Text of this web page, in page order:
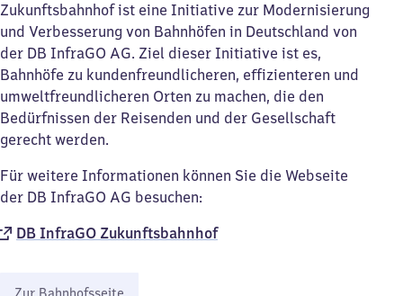
Zukunftsbahnhof ist eine Initiative zur Modernisierung
und Verbesserung von Bahnhöfen in Deutschland von
der DB InfraGO AG. Ziel dieser Initiative ist es,
Bahnhöfe zu kundenfreundlicheren, effizienteren und
umweltfreundlicheren Orten zu machen, die den
Bedürfnissen der Reisenden und der Gesellschaft
gerecht werden.
Für weitere Informationen können Sie die Webseite
der DB InfraGO AG besuchen:
DB InfraGO Zukunftsbahnhof​